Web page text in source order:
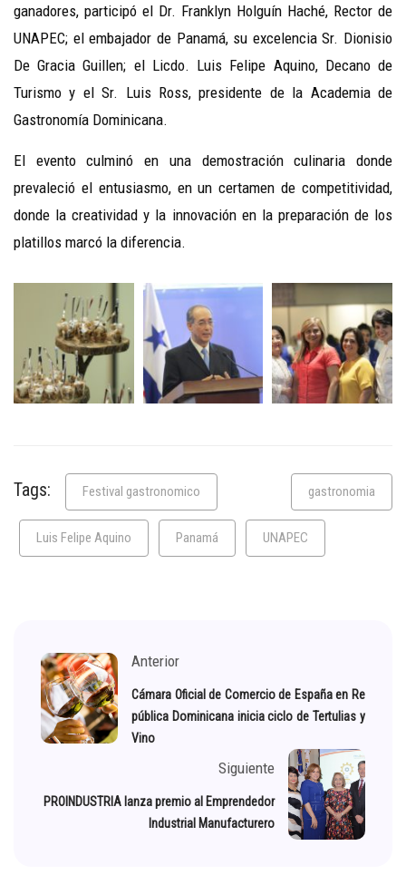
ganadores, participó el Dr. Franklyn Holguín Haché, Rector de
UNAPEC; el embajador de Panamá, su excelencia Sr. Dionisio
De Gracia Guillen; el Licdo. Luis Felipe Aquino, Decano de
Turismo y el Sr. Luis Ross, presidente de la Academia de
Gastronomía Dominicana.
El evento culminó en una demostración culinaria donde
prevaleció el entusiasmo, en un certamen de competitividad,
donde la creatividad y la innovación en la preparación de los
platillos marcó la diferencia.
Tags: Festival gastronomico gastronomia
Luis Felipe Aquino Panamá UNAPEC
Anterior
Cámara Oficial de Comercio de España en Re
pública Dominicana inicia ciclo de Tertulias y
Vino
Siguiente
PROINDUSTRIA lanza premio al Emprendedor
Industrial Manufacturero